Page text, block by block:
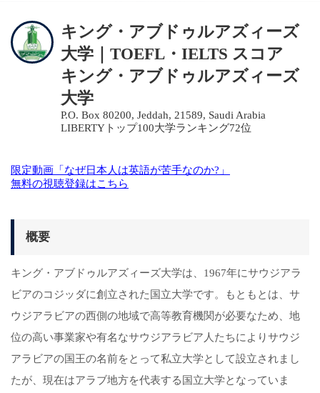
キング・アブドゥルアズィーズ
大学｜TOEFL・IELTS スコア
キング・アブドゥルアズィーズ
大学
P.O. Box 80200, Jeddah, 21589, Saudi Arabia
LIBERTYトップ100大学ランキング72位
限定動画「なぜ日本人は英語が苦手なのか?」
無料の視聴登録はこちら
概要
キング・アブドゥルアズィーズ大学は、1967年にサウジアラ
ビアのコジッダに創立された国立大学です。もともとは、サ
ウジアラビアの西側の地域で高等教育機関が必要なため、地
位の高い事業家や有名なサウジアラビア人たちによりサウジ
アラビアの国王の名前をとって私立大学として設立されまし
たが、現在はアラブ地方を代表する国立大学となっていま